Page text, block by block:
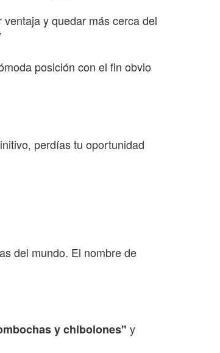
y quedar más cerca del
posición con el fin obvio
perdías tu oportunidad
del mundo. El nombre de
y chibolones" y